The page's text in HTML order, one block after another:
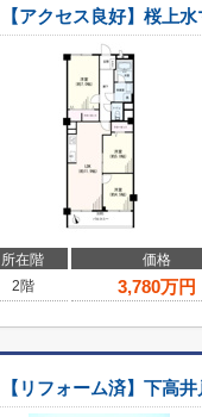
【アクセス良好】桜上
所在階 価格
2階
3,780万円
【リフォーム済】下高